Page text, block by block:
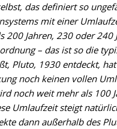
das definiert so
mit einer
200 Jahren, 230 oder 240
– das ist so die
Pluto, 1930 entdeckt,
noch keinen vollen
noch weit mehr als 100
Umlaufzeit steigt
dann außerhalb des